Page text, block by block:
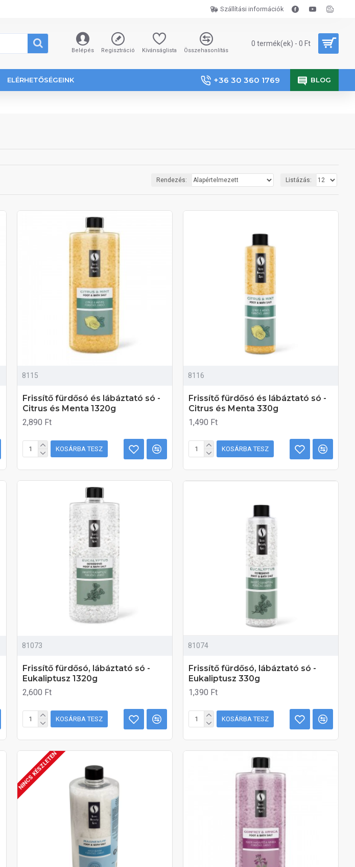
Szállítási információk
Belépés Regisztráció Kívánságlista Összehasonlítás
0 termék(ek) - 0 Ft
ELÉRHETŐSÉGEINK +36 30 360 1769 BLOG
Rendezés: Listázás:
8115
Frissítő fürdősó és lábáztató só -
Citrus és Menta 1320g
2,890 Ft
KOSÁRBA TESZ
8116
Frissítő fürdősó és lábáztató só -
Citrus és Menta 330g
1,490 Ft
KOSÁRBA TESZ
81073
Frissítő fürdősó, lábáztató só -
Eukaliptusz 1320g
2,600 Ft
KOSÁRBA TESZ
81074
Frissítő fürdősó, lábáztató só -
Eukaliptusz 330g
1,390 Ft
KOSÁRBA TESZ
NINCS KÉSZLETEN